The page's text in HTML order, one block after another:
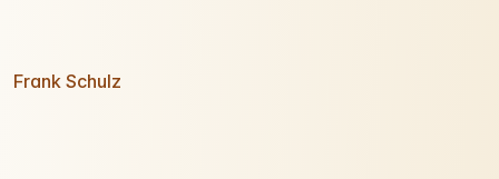
Frank Schulz